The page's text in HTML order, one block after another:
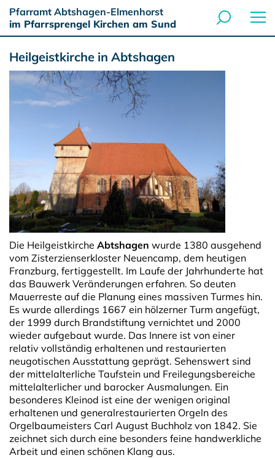
Pfarramt Abtshagen-Elmenhorst
im Pfarrsprengel Kirchen am Sund
Heilgeistkirche in Abtshagen
Die Heilgeistkirche Abtshagen wurde 1380 ausgehend
vom Zisterzienserkloster Neuencamp, dem heutigen
Franzburg, fertiggestellt. Im Laufe der Jahrhunderte hat
das Bauwerk Veränderungen erfahren. So deuten
Mauerreste auf die Planung eines massiven Turmes hin.
Es wurde allerdings 1667 ein hölzerner Turm angefügt,
der 1999 durch Brandstiftung vernichtet und 2000
wieder aufgebaut wurde. Das Innere ist von einer
relativ vollständig erhaltenen und restaurierten
neugotischen Ausstattung geprägt. Sehenswert sind
der mittelalterliche Taufstein und Freilegungsbereiche
mittelalterlicher und barocker Ausmalungen. Ein
besonderes Kleinod ist eine der wenigen original
erhaltenen und generalrestaurierten Orgeln des
Orgelbaumeisters Carl August Buchholz von 1842. Sie
zeichnet sich durch eine besonders feine handwerkliche
Arbeit und einen schönen Klang aus.